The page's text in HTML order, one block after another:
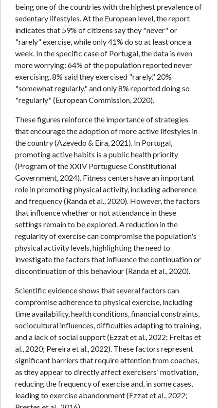
being one of the countries with the highest prevalence of
sedentary lifestyles. At the European level, the report
indicates that 59% of citizens say they "never" or
"rarely" exercise, while only 41% do so at least once a
week. In the specific case of Portugal, the data is even
more worrying: 64% of the population reported never
exercising, 8% said they exercised "rarely," 20%
"somewhat regularly," and only 8% reported doing so
"regularly" (European Commission, 2020).
These figures reinforce the importance of strategies
that encourage the adoption of more active lifestyles in
the country (Azevedo & Eira, 2021). In Portugal,
promoting active habits is a public health priority
(Program of the XXIV Portuguese Constitutional
Government, 2024). Fitness centers have an important
role in promoting physical activity, including adherence
and frequency (Randa et al., 2020). However, the factors
that influence whether or not attendance in these
settings remain to be explored. A reduction in the
regularity of exercise can compromise the population's
physical activity levels, highlighting the need to
investigate the factors that influence the continuation or
discontinuation of this behaviour (Randa et al., 2020).
Scientific evidence shows that several factors can
compromise adherence to physical exercise, including
time availability, health conditions, financial constraints,
sociocultural influences, difficulties adapting to training,
and a lack of social support (Ezzat et al., 2022; Freitas et
al., 2020; Pereira et al., 2022). These factors represent
significant barriers that require attention from coaches,
as they appear to directly affect exercisers' motivation,
reducing the frequency of exercise and, in some cases,
leading to exercise abandonment (Ezzat et al., 2022;